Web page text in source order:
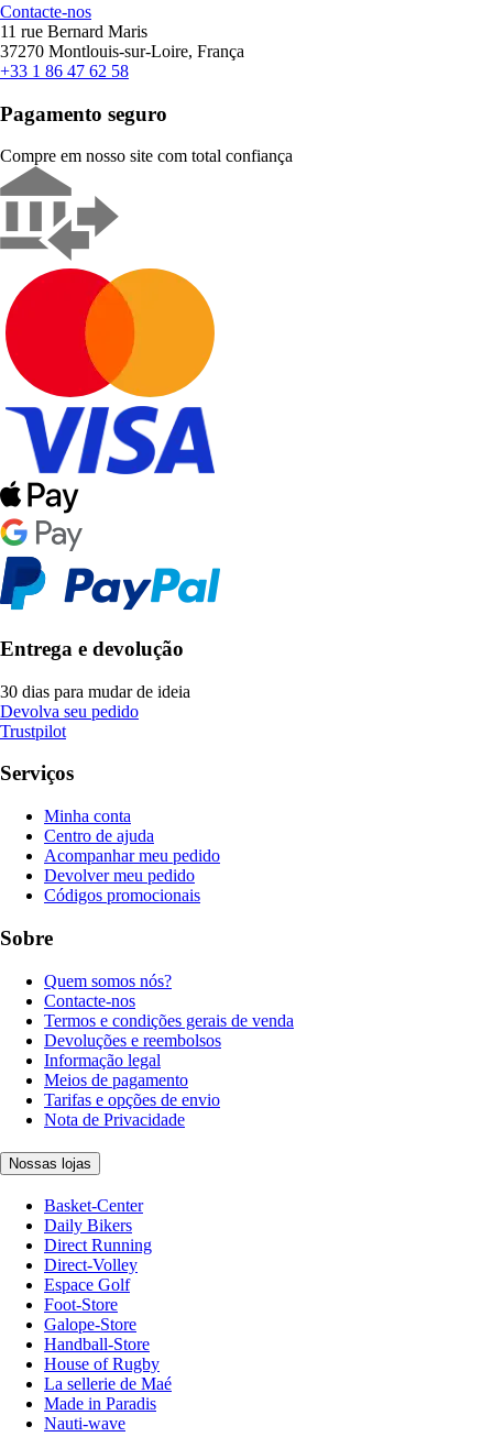
Contacte-nos
11 rue Bernard Maris
37270 Montlouis-sur-Loire, França
+33 1 86 47 62 58
Pagamento seguro
Compre em nosso site com total confiança
Entrega e devolução
30 dias para mudar de ideia
Devolva seu pedido
Trustpilot
Serviços
Minha conta
Centro de ajuda
Acompanhar meu pedido
Devolver meu pedido
Códigos promocionais
Sobre
Quem somos nós?
Contacte-nos
Termos e condições gerais de venda
Devoluções e reembolsos
Informação legal
Meios de pagamento
Tarifas e opções de envio
Nota de Privacidade
Nossas lojas
Basket-Center
Daily Bikers
Direct Running
Direct-Volley
Espace Golf
Foot-Store
Galope-Store
Handball-Store
House of Rugby
La sellerie de Maé
Made in Paradis
Nauti-wave